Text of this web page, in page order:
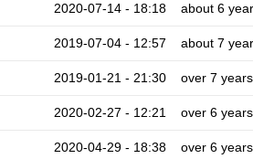
2020-07-14 - 18:18 about 6
2019-07-04 - 12:57 about 7
2019-01-21 - 21:30 over 7 years
2020-02-27 - 12:21 over 6 years
2020-04-29 - 18:38 over 6 years